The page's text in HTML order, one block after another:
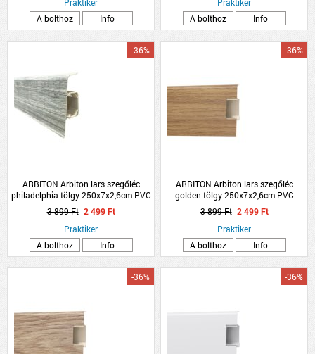
A bolthoz
Info
A bolthoz
Info
ARBITON Arbiton lars szegőléc
philadelphia tölgy 250x7x2,6cm PVC
-36%
3 899 Ft 2 499 Ft
Praktiker
A bolthoz
Info
ARBITON Arbiton lars szegőléc
golden tölgy 250x7x2,6cm PVC
-36%
3 899 Ft 2 499 Ft
Praktiker
A bolthoz
Info
-36% -36%